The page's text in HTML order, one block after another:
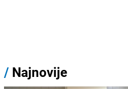
/ Najnovije